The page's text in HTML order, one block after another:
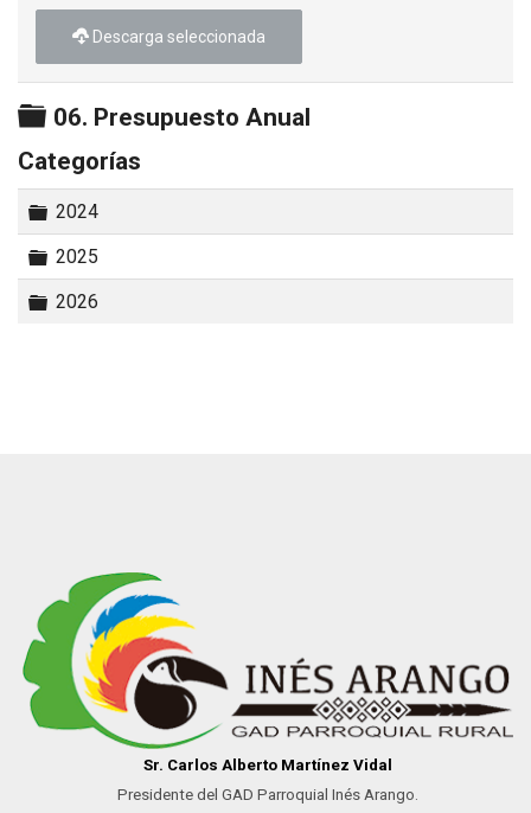
Descarga seleccionada
Carpeta
06. Presupuesto Anual
Categorías
Carpeta
2024
Carpeta
2025
Carpeta
2026
Sr. Carlos Alberto Martínez Vidal
Presidente del GAD Parroquial Inés Arango.